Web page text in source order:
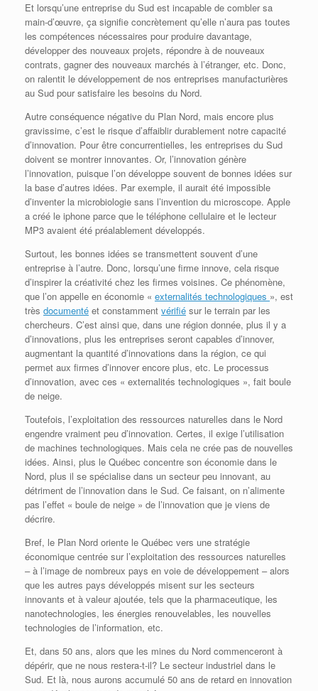
Et lorsqu’une entreprise du Sud est incapable de combler sa
main-d’œuvre, ça signifie concrètement qu’elle n’aura pas toutes
les compétences nécessaires pour produire davantage,
développer des nouveaux projets, répondre à de nouveaux
contrats, gagner des nouveaux marchés à l’étranger, etc. Donc,
on ralentit le développement de nos entreprises manufacturières
au Sud pour satisfaire les besoins du Nord.
Autre conséquence négative du Plan Nord, mais encore plus
gravissime, c’est le risque d’affaiblir durablement notre capacité
d’innovation. Pour être concurrentielles, les entreprises du Sud
doivent se montrer innovantes. Or, l’innovation génère
l’innovation, puisque l’on développe souvent de bonnes idées sur
la base d’autres idées. Par exemple, il aurait été impossible
d’inventer la microbiologie sans l’invention du microscope. Apple
a créé le iphone parce que le téléphone cellulaire et le lecteur
MP3 avaient été préalablement développés.
Surtout, les bonnes idées se transmettent souvent d’une
entreprise à l’autre. Donc, lorsqu’une firme innove, cela risque
d’inspirer la créativité chez les firmes voisines. Ce phénomène,
que l’on appelle en économie « externalités technologiques », est
très documenté et constamment vérifié sur le terrain par les
chercheurs. C’est ainsi que, dans une région donnée, plus il y a
d’innovations, plus les entreprises seront capables d’innover,
augmentant la quantité d’innovations dans la région, ce qui
permet aux firmes d’innover encore plus, etc. Le processus
d’innovation, avec ces « externalités technologiques », fait boule
de neige.
Toutefois, l’exploitation des ressources naturelles dans le Nord
engendre vraiment peu d’innovation. Certes, il exige l’utilisation
de machines technologiques. Mais cela ne crée pas de nouvelles
idées. Ainsi, plus le Québec concentre son économie dans le
Nord, plus il se spécialise dans un secteur peu innovant, au
détriment de l’innovation dans le Sud. Ce faisant, on n’alimente
pas l’effet « boule de neige » de l’innovation que je viens de
décrire.
Bref, le Plan Nord oriente le Québec vers une stratégie
économique centrée sur l’exploitation des ressources naturelles
– à l’image de nombreux pays en voie de développement – alors
que les autres pays développés misent sur les secteurs
innovants et à valeur ajoutée, tels que la pharmaceutique, les
nanotechnologies, les énergies renouvelables, les nouvelles
technologies de l’information, etc.
Et, dans 50 ans, alors que les mines du Nord commenceront à
dépérir, que ne nous restera-t-il? Le secteur industriel dans le
Sud. Et là, nous aurons accumulé 50 ans de retard en innovation